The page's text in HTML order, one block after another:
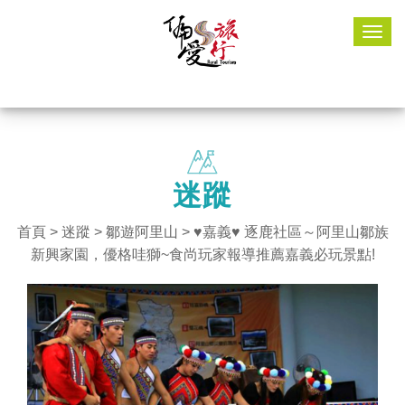
迷蹤
首頁> 迷蹤 > 鄒遊阿里山 > ♥嘉義♥ 逐鹿社區～阿里山鄒族
新興家園，優格哇獅~食尚玩家報導推薦嘉義必玩景點!